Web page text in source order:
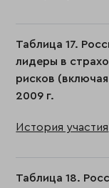
Таблица 17.
лидеры в
рисков
2009 г.
История участия
Таблица 18.